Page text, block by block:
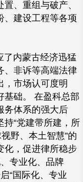
、重组与破产、
、建设工程等各项
内蒙古经济迅猛
、非诉等高端法律
，市场认可度明
基础。 在盈科总部
务体系的强大后
持“党建带所建，所
野、本土智慧”的
化，促进律所稳步
专业化、品牌
“国际化、专业